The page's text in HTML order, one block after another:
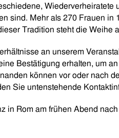
Wiederverheiratete
sind. Mehr als 270 Frauen in
Tradition steht die Weihe
an unserem
Bestätigung erhalten, um
können vor oder nach
Sie untenstehende
in Rom am frühen Abend